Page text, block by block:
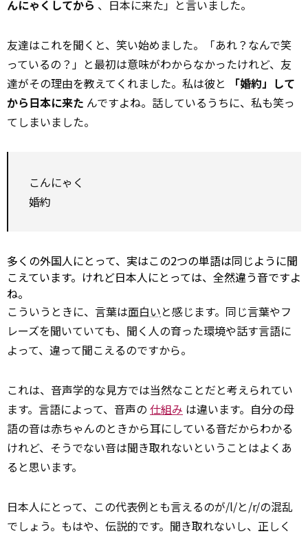
んにゃくしてから 、日本に来た」と言いました。
友達はこれを聞くと、笑い始めました。「あれ？なんで笑
っているの？」と最初は意味がわからなかったけれど、友
達がその理由を教えてくれました。私は彼と
「婚約」して
から日本に来た んですよね。話しているうちに、私も笑っ
てしまいました。
こんにゃく
婚約
多くの外国人にとって、実はこの2つの単語は同じように聞
こえています。けれど日本人にとっては、全然違う音ですよ
ね。
こういうときに、言葉は面白いと感じます。同じ言葉やフ
レーズを聞いていても、聞く人の育った環境や話す言語に
よって、違って聞こえるのですから。
これは、音声学的な見方では当然なことだと考えられてい
ます。言語によって、音声の 仕組み は違います。自分の母
語の音は赤ちゃんのときから耳にしている音だからわかる
けれど、そうでない音は聞き取れないということはよくあ
ると思います。
日本人にとって、この代表例とも言えるのが/l/と/r/の混乱
でしょう。もはや、伝説的です。聞き取れないし、正しく